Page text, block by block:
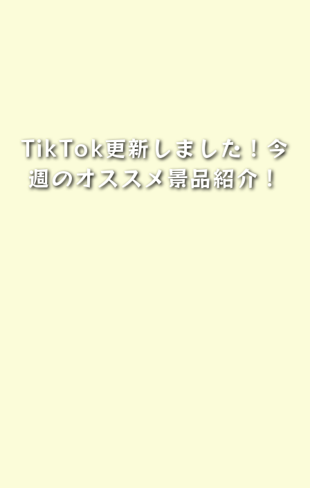
TikTok更新しました！今
週のオススメ景品紹介！